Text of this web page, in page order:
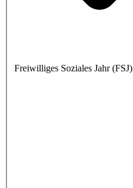
Freiwilliges Soziales Jahr (FSJ)